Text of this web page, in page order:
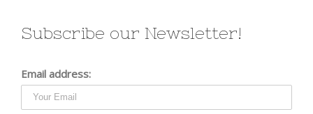
Subscribe our Newsletter!
Email address: